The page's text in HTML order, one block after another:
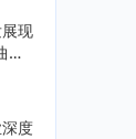
现
线
度